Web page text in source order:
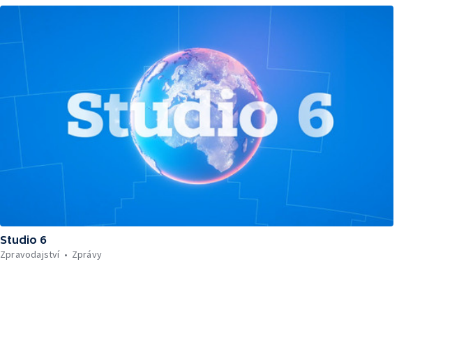
Studio 6
Zpravodajství
Zprávy